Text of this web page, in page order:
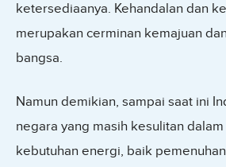
ketersediaanya. Kehandalan dan
merupakan cerminan kemajuan
bangsa.
Namun demikian, sampai saat ini
negara yang masih kesulitan
kebutuhan energi, baik